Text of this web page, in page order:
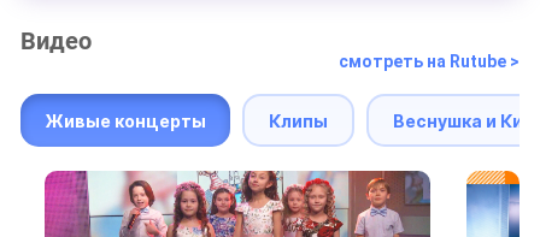
Видео
смотреть на Rutube >
Живые концерты Клипы Веснушка и